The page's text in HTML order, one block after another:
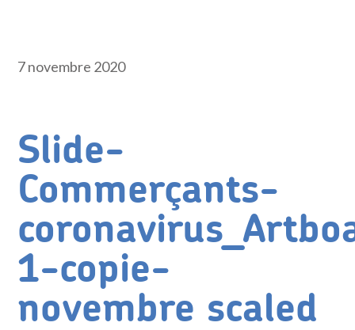
7 novembre 2020
Slide-
Commerçants-
1-copie-
novembre scaled